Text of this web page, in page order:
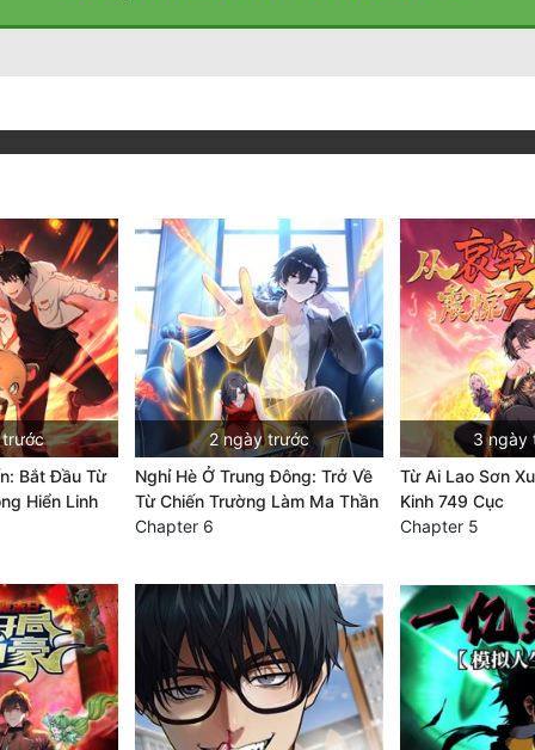
Bắt Đầu Từ
Hiển Linh
2 ngày trước
Nghỉ Hè Ở Trung Đông: Trở Về
Từ Chiến Trường Làm Ma Thần
Chapter 6
3 ngày
Từ Ai Lao Sơn
Kinh 749 Cục
Chapter 5